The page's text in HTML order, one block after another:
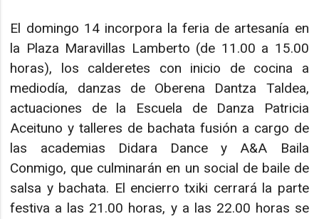
El domingo 14 incorpora la feria de artesanía en
la Plaza Maravillas Lamberto (de 11.00 a 15.00
horas), los calderetes con inicio de cocina a
mediodía, danzas de Oberena Dantza Taldea,
actuaciones de la Escuela de Danza Patricia
Aceituno y talleres de bachata fusión a cargo de
las academias Didara Dance y A&A Baila
Conmigo, que culminarán en un social de baile de
salsa y bachata. El encierro txiki cerrará la parte
festiva a las 21.00 horas, y a las 22.00 horas se